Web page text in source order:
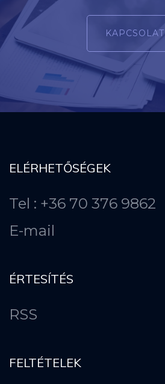
KAPCSOLAT
ELÉRHETŐSÉGEK
Tel : +36 70 376 9862
E-mail
ÉRTESÍTÉS
RSS
FELTÉTELEK